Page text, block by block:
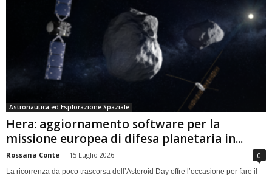
Astronautica ed Esplorazione Spaziale
Hera: aggiornamento software per la
missione europea di difesa planetaria in...
Rossana Conte - 15 Luglio 2026 0
La ricorrenza da poco trascorsa dell’Asteroid Day offre l’occasione per fare il